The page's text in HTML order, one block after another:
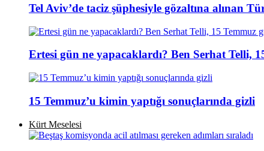
Tel Aviv’de taciz şüphesiyle gözaltına alınan
Ertesi gün ne yapacaklardı? Ben Serhat Telli,
15 Temmuz’u kimin yaptığı sonuçlarında gizli
Kürt Meselesi